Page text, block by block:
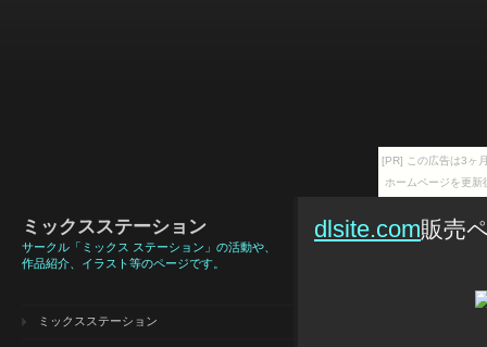
[PR] この広告は3ヶ
ホームページを更
ミックスステーション
サークル「ミックス ステーション」の活動や、
作品紹介、イラスト等のページです。
ミックスステーション
dlsite.com販売